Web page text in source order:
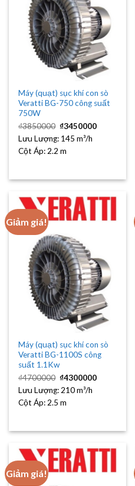
Máy (quạt) sục khí con sò
Veratti BG-750 công suất
750W
₫3850000 Giá
gốc
là:
₫3450000Giá
hiện
Lưu Lượng: 145 m³/h
Cột Áp:2.2 m
Giảm giá!
Máy (quạt) sục khí con sò
Veratti BG-1100S công
suất 1.1Kw
₫4700000 Giá
gốc
là:
₫4300000Giá
hiện
Lưu Lượng:210 m³/h
Cột Áp:2.5 m
Giảm giá!